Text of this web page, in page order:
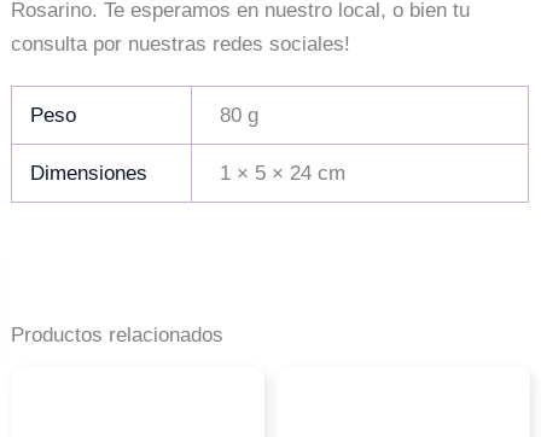
Rosarino. Te esperamos en nuestro local, o bien tu
consulta por nuestras redes sociales!
Peso 80 g
Dimensiones 1 × 5 × 24 cm
Productos relacionados